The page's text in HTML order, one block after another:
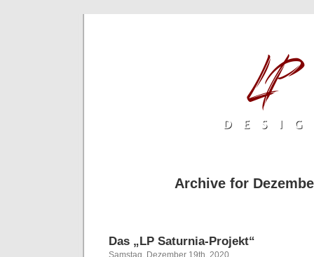
Archive for
Das „LP Saturnia-Projekt“
Samstag, Dezember 19th, 2020